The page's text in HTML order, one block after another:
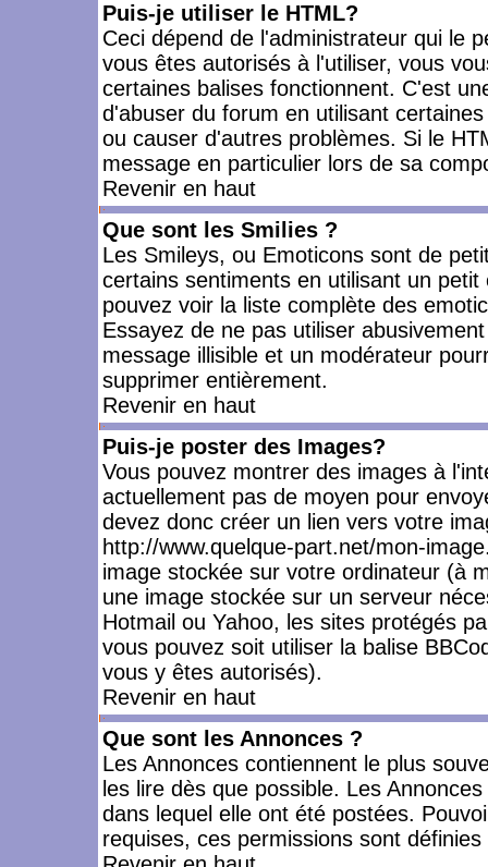
Puis-je utiliser le HTML?
Ceci dépend de l'administrateur qui le
vous êtes autorisés à l'utiliser, vous
certaines balises fonctionnent. C'est
d'abuser du forum en utilisant
ou causer d'autres problèmes. Si le
message en particulier lors de sa
Revenir en haut
Que sont les Smilies ?
Les Smileys, ou Emoticons sont de
certains sentiments en utilisant un
pouvez voir la liste complète des
Essayez de ne pas utiliser
message illisible et un modérateur
supprimer entièrement.
Revenir en haut
Puis-je poster des Images?
Vous pouvez montrer des images à
actuellement pas de moyen pour
devez donc créer un lien vers votre
http://www.quelque-part.net/mon-
image stockée sur votre ordinateur (à
une image stockée sur un serveur
Hotmail ou Yahoo, les sites protégés
vous pouvez soit utiliser la balise
vous y êtes autorisés).
Revenir en haut
Que sont les Annonces ?
Les Annonces contiennent le plus
les lire dès que possible. Les
dans lequel elle ont été postées.
requises, ces permissions sont